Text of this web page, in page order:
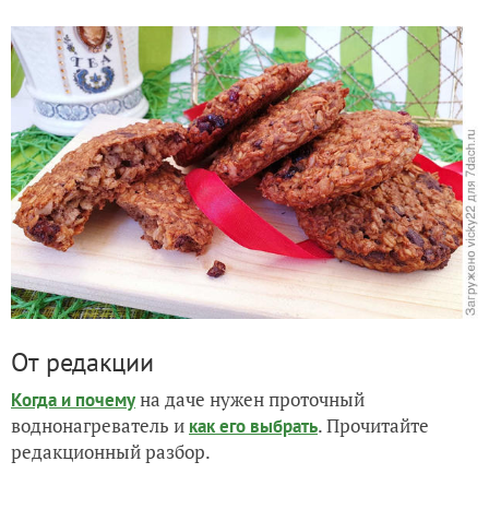
От редакции
Когда и почемуна даче нужен проточный
воднонагреватель и как его выбрать. Прочитайте
редакционный разбор.